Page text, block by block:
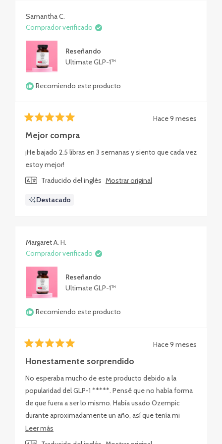
Samantha C.
Comprador verificado
Reseñando
Ultimate GLP-1™
Recomiendo este producto
5
de
estrellas
Hace 9 meses
Mejor compra
¡He bajado 2.5 libras en 3 semanas y siento que cada vez
estoy mejor!
Traducido del inglés Mostrar original
Destacado
Margaret A. H.
Comprador verificado
Reseñando
Ultimate GLP-1™
Recomiendo este producto
5
de
estrellas
Hace 9 meses
Honestamente sorprendido
No esperaba mucho de este producto debido a la
popularidad del GLP-1 *****. Pensé que no había forma
de que fuera a ser lo mismo. Había usado Ozempic
durante aproximadamente un año, así que tenía mi
propio punto de referencia. Tengo que decir que,
sinceramente, ¡me sorprende que el Happy Mammoth
Leer más
más